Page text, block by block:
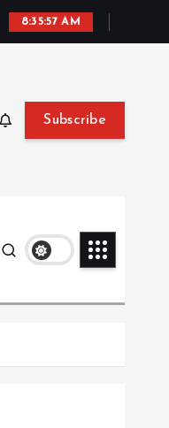
8:35:59 AM
Subscribe